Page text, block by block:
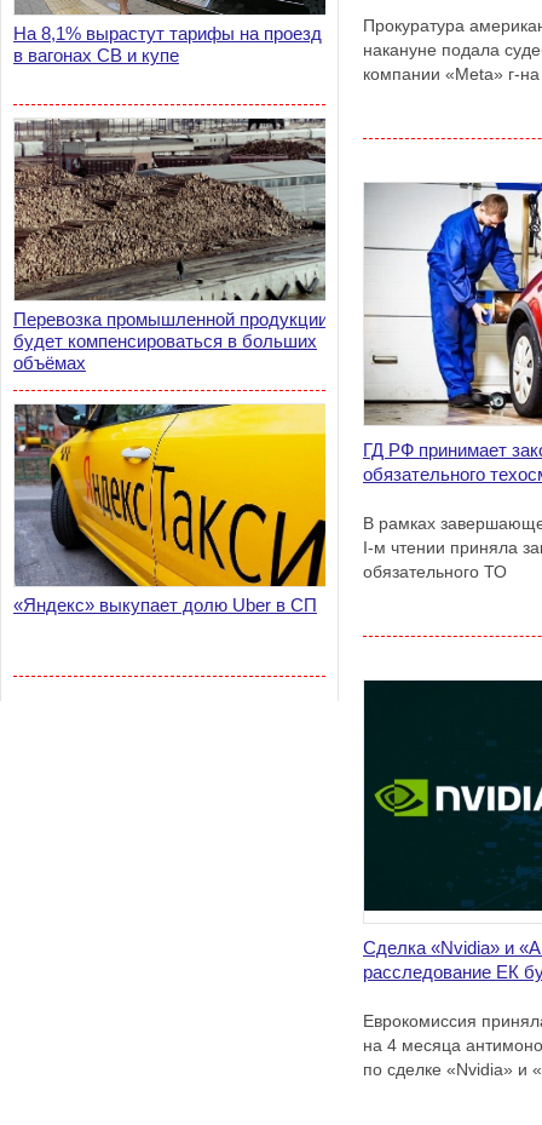
На 8,1% вырастут тарифы на проезд
в вагонах СВ и купе
Перевозка промышленной продукции
будет компенсироваться в больших
объёмах
«Яндекс» выкупает долю Uber в СП
Прокуратура
накануне подала
компании «Meta» г-
ГД РФ принимает
обязательного
В рамках
I-м чтении приняла
обязательного ТО
Сделка «Nvidia» и
расследование ЕК
Еврокомиссия
на 4 месяца
по сделке «Nvidia» и